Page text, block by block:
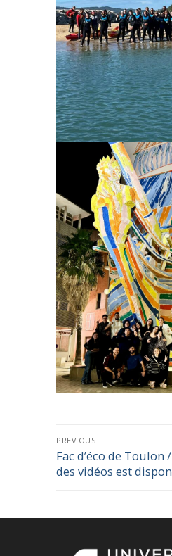
PREVIOUS
Fac d’éco de Toulon
des vidéos est